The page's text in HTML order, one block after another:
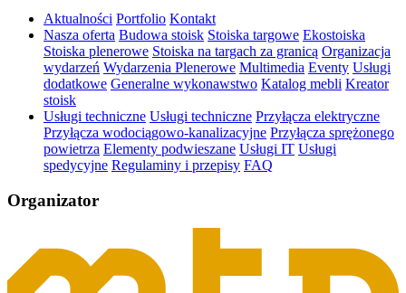
Aktualności Portfolio Kontakt
Nasza oferta Budowa stoisk Stoiska targowe Ekostoiska
Stoiska plenerowe Stoiska na targach za granicą Organizacja
wydarzeń Wydarzenia Plenerowe Multimedia Eventy Usługi
dodatkowe Generalne wykonawstwo Katalog mebli Kreator
stoisk
Usługi techniczne Usługi techniczne Przyłącza elektryczne
Przyłącza wodociągowo-kanalizacyjne Przyłącza sprężonego
powietrza Elementy podwieszane Usługi IT Usługi
spedycyjne Regulaminy i przepisy FAQ
Organizator